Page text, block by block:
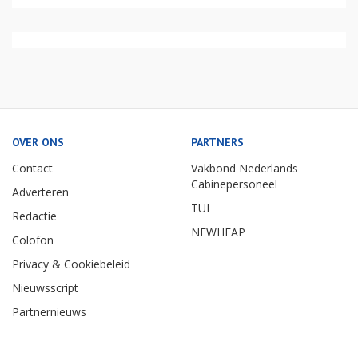
OVER ONS
Contact
Adverteren
Redactie
Colofon
Privacy & Cookiebeleid
Nieuwsscript
Partnernieuws
PARTNERS
Vakbond Nederlands
Cabinepersoneel
TUI
NEWHEAP